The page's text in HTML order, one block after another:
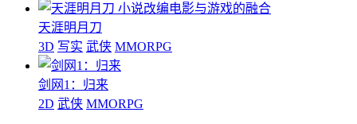
小说改编电影与游戏的融合
天涯明月刀
3D 写实 武侠 MMORPG
剑网1：归来
2D 武侠 MMORPG